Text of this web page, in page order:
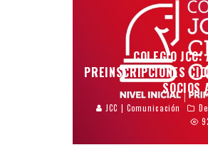
COLEGIO JCC:
PREINSCRIPCIONES
SOCIOS
JCC | Comunicación